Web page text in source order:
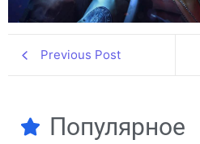
Previous Post
Популярное